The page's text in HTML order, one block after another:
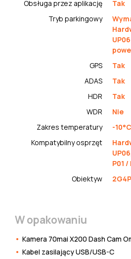
Obsługa przez aplikację
Tak
Tryb parkingowy
GPS
Tak
ADAS
Tak
HDR
Tak
WDR
Nie
Zakres temperatury
-
Kompatybilny osprzęt
P01 /
Obiektyw
W opakowaniu
Kamera 70mai X200 Dash Cam
Kabel zasilający USB/USB-C